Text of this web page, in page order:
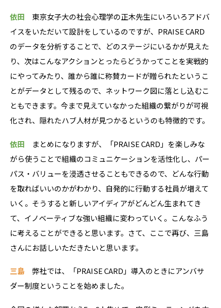
依田
東京女子大の社会心理学の正木先生にいろいろアドバ
イスをいただいて設計をしているのですが、PRAISE CARD
のデータを分析することで、どのステージにいるかが見えた
り、次はこんなアクションとったらどうかってことを実戦的
にやってみたり、誰から誰に称賛カードが贈られたというこ
とがデータとして残るので、ネットワーク図に落とし込むこ
ともできます。今まで見えていなかった組織の繋がりが可視
化され、隠れたハブ人材が見つかるというのも特徴的です。
依田
まとめになりますが、「PRAISE CARD」を楽しみな
がら使うことで組織のコミュニケーションを活性化し、パー
パス・バリューを浸透させることもできるので、どんな行動
を取ればいいのかがわかり、自発的に行動する社員が増えて
いく。そうすると新しいアイディアがどんどん生まれてき
て、イノベーティブな強い組織に変わっていく。こんなふう
に考えることができると思います。さて、ここで再び、三島
さんにお話しいただきたいと思います。
三島 弊社では、「PRAISE CARD」導入のときにアンバサ
ダー制度ということを始めました。